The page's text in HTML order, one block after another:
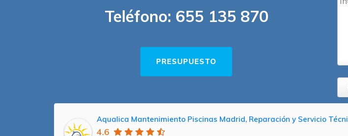
Teléfono: 655 135 870
PRESUPUESTO
Aqualica Mantenimiento Piscinas Madrid, Reparación y Servicio
4.6